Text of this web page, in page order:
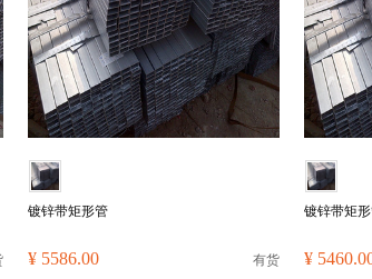
镀锌带矩形管
¥ 5586.00 有货
镀锌带矩
¥